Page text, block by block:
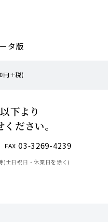
タ版
円＋税)
下より
ださい。
FAX 03-3269-4239
(土日祝日・休業日を除く)